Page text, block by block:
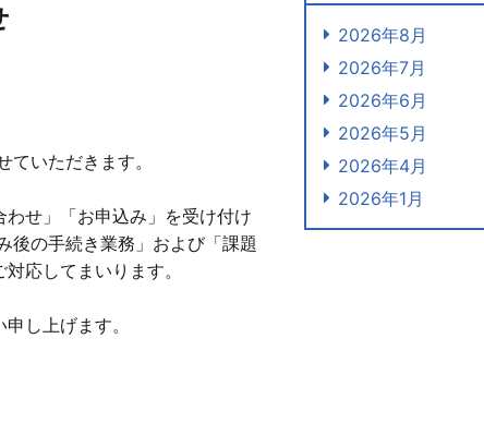
いただきます。
せ」「お申込み」を受け付け
後の手続き業務」および「課題
応してまいります。
し上げます。
2026年8月
2026年7月
2026年6月
2026年5月
2026年4月
2026年1月